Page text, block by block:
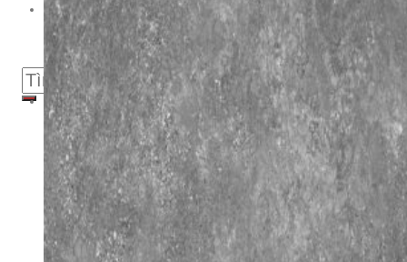
From Surfaces to Spaces
Tìm kiếm:
Giới thiệu